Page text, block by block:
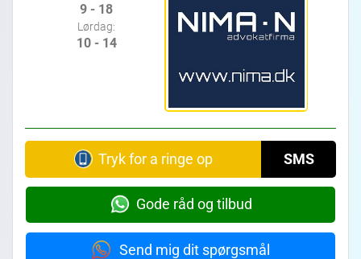
9 - 18
Lørdag:
10 - 14
Tryk for a ringe op SMS
Gode råd og tilbud
Send mig dit spørgsmål